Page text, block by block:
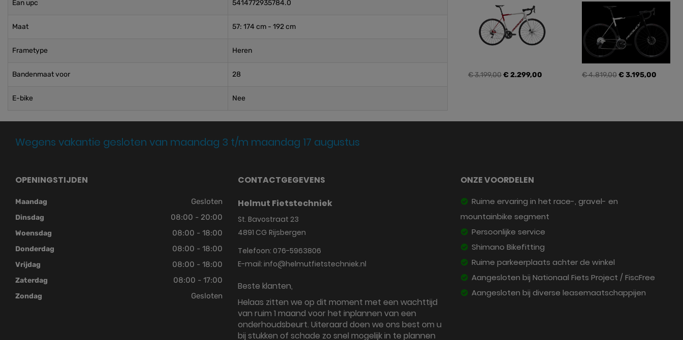
Ean upc 5414772935784.0
Maat 57: 174 cm - 192 cm
Frametype Heren
Bandenmaat voor 28
E-bike Nee
€ 3.199,00€ 2.299,00 € 4.819,00€ 3.195,00
Wegens vakantie gesloten van maandag 3 t/m maandag 17 augustus
OPENINGSTIJDEN
Maandag Gesloten
Dinsdag 08:00 - 20:00
Woensdag 08:00 - 18:00
Donderdag 08:00 - 18:00
Vrijdag 08:00 - 18:00
Zaterdag 08:00 - 17:00
Zondag Gesloten
CONTACTGEGEVENS
Helmut Fietstechniek
St. Bavostraat 23
4891 CG Rijsbergen
Telefoon: 076-5963806
E-mail: info@helmutfietstechniek.nl
Beste klanten,
Helaas zitten we op dit moment met een wachttijd
van ruim 1 maand voor het inplannen van een
onderhoudsbeurt. Uiteraard doen we ons best om u
bij stukken of schade zo snel mogelijk in te plannen
ONZE VOORDELEN
Ruime ervaring in het race-, gravel- en
mountainbike segment
Persoonlijke service
Shimano Bikefitting
Ruime parkeerplaats achter de winkel
Aangesloten bij Nationaal Fiets Project / FiscFree
Aangesloten bij diverse leasemaatschappijen